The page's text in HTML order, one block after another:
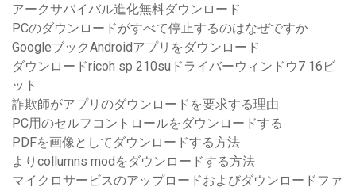
アークサバイバル進化無料ダウンロード
PCのダウンロードがすべて停止するのはなぜですか
GoogleブックAndroidアプリをダウンロード
ダウンロードricoh sp 210suドライバーウィンドウ7 16ビ
ット
詐欺師がアプリのダウンロードを要求する理由
PC用のセルフコントロールをダウンロードする
PDFを画像としてダウンロードする方法
よりcollumns modをダウンロードする方法
マイクロサービスのアップロードおよびダウンロードファ